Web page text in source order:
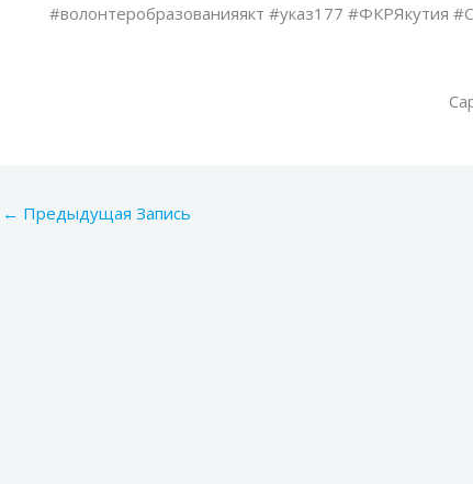
#волонтеробразованияякт #указ177 #ФКРЯкутия
← Предыдущая Запись